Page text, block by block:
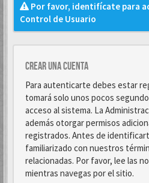
Por favor, identifícate para
Control de Usuario
Crear una cuenta
Para autenticarte debes estar
tomará solo unos pocos
acceso al sistema. La
además otorgar permisos
registrados. Antes de
familiarizado con nuestros
relacionadas. Por favor, lee las
mientras navegas por el sitio.